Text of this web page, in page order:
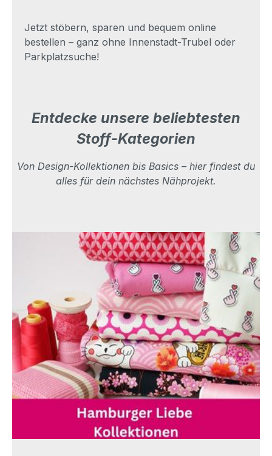
Jetzt stöbern, sparen und bequem online
bestellen – ganz ohne Innenstadt-Trubel oder
Parkplatzsuche!
Entdecke unsere beliebtesten
Stoff-Kategorien
Von Design-Kollektionen bis Basics – hier findest du
alles für dein nächstes Nähprojekt.